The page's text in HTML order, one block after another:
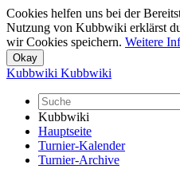
Cookies helfen uns bei der
Nutzung von Kubbwiki erklärst
wir Cookies speichern. Weitere
Kubbwiki Kubbwiki
Kubbwiki
Hauptseite
Turnier-Kalender
Turnier-Archive